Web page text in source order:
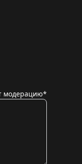
модерацию*